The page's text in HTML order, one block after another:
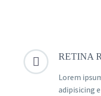

 RETINA
Lorem
adipisicing